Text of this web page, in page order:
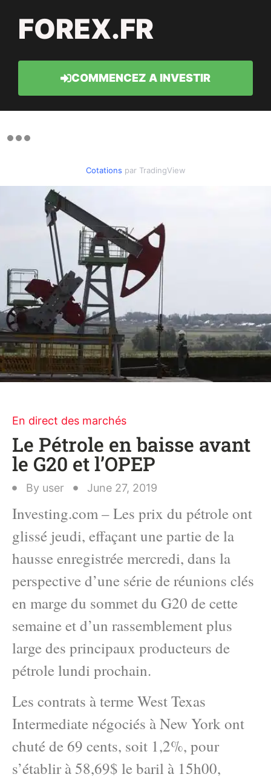
FOREX.FR
COMMENCEZ A INVESTIR
Cotations par TradingView
En direct des marchés
Le Pétrole en baisse avant
le G20 et l’OPEP
By user June 27, 2019
Investing.com – Les prix du pétrole ont
glissé jeudi, effaçant une partie de la
hausse enregistrée mercredi, dans la
perspective d’une série de réunions clés
en marge du sommet du G20 de cette
semaine et d’un rassemblement plus
large des principaux producteurs de
pétrole lundi prochain.
Les contrats à terme West Texas
Intermediate négociés à New York ont ​​
chuté de 69 cents, soit 1,2%, pour
s’établir à 58,69$ le baril à 15h00,